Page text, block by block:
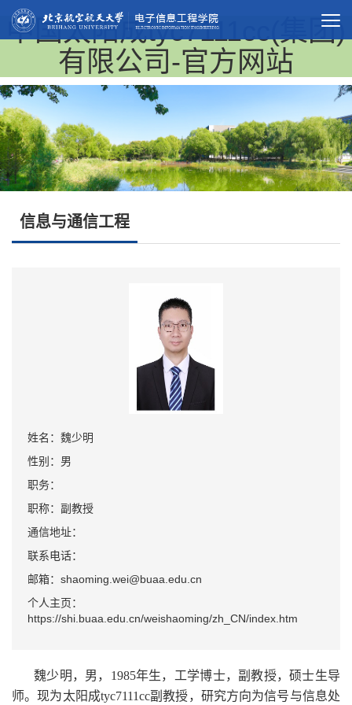
中国太阳成tyc7111cc(集团)
有限公司-官方网站
信息与通信工程
姓名：魏少明
性别：男
职务：
职称：副教授
通信地址：
联系电话：
邮箱：shaoming.wei@buaa.edu.cn
个人主页：
https://shi.buaa.edu.cn/weishaoming/zh_CN/index.htm
魏少明，男，1985年生，工学博士，副教授，硕士生导
师。现为太阳成tyc7111cc副教授，研究方向为信号与信息处